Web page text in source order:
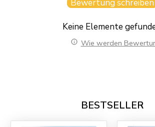
Bewertung schreiben
Keine Elemente
Wie werden
BESTSELLER